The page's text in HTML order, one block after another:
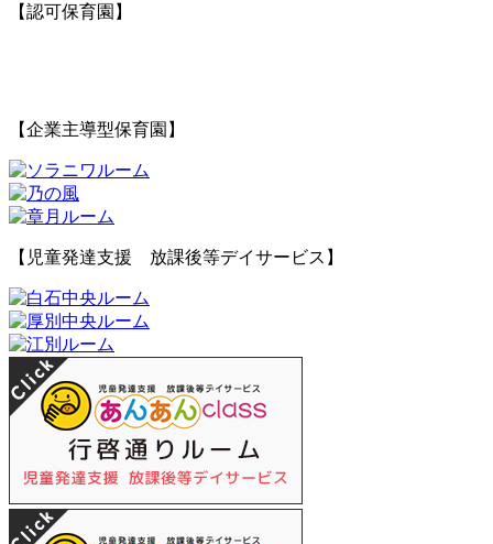
【認可保育園】
【企業主導型保育園】
【児童発達支援 放課後等デイサービス】